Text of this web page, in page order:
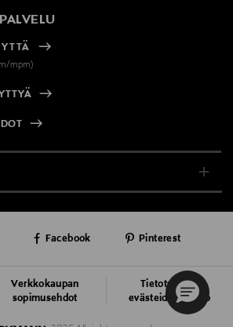
mpm)
Verkkokaupan
sopimusehdot
Tietoturva ja
evästeiden käyttö
Facebook Pinterest